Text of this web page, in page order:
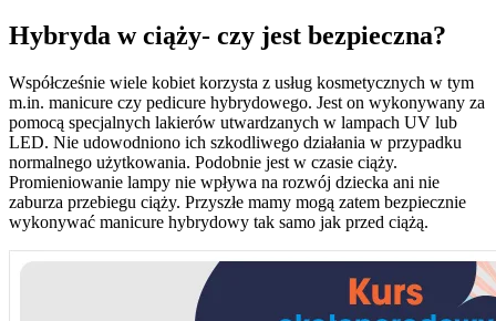
Hybryda w ciąży- czy jest bezpieczna?
Współcześnie wiele kobiet korzysta z usług kosmetycznych w tym
m.in. manicure czy pedicure hybrydowego. Jest on wykonywany za
pomocą specjalnych lakierów utwardzanych w lampach UV lub
LED. Nie udowodniono ich szkodliwego działania w przypadku
normalnego użytkowania. Podobnie jest w czasie ciąży.
Promieniowanie lampy nie wpływa na rozwój dziecka ani nie
zaburza przebiegu ciąży. Przyszłe mamy mogą zatem bezpiecznie
wykonywać manicure hybrydowy tak samo jak przed ciążą.